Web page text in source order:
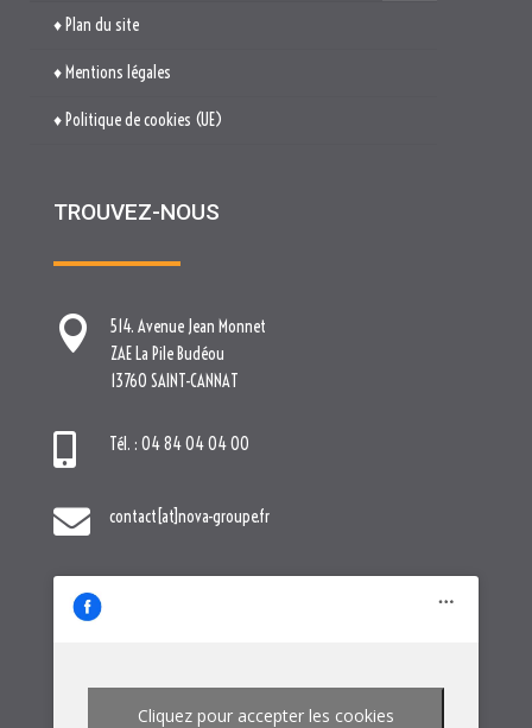
♦ Plan du site
♦ Mentions légales
♦ Politique de cookies (UE)
TROUVEZ-NOUS

514. Avenue Jean Monnet
ZAE La Pile Budéou
13760 SAINT-CANNAT
 Tél. : 04 84 04 04 00
 contact[at]nova-groupe.fr
Cliquez pour accepter les cookies